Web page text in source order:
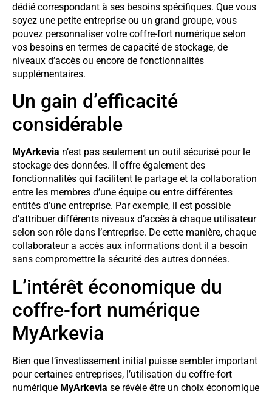
dédié correspondant à ses besoins spécifiques. Que vous
soyez une petite entreprise ou un grand groupe, vous
pouvez personnaliser votre coffre-fort numérique selon
vos besoins en termes de capacité de stockage, de
niveaux d’accès ou encore de fonctionnalités
supplémentaires.
Un gain d’efficacité
considérable
MyArkevia n’est pas seulement un outil sécurisé pour le
stockage des données. Il offre également des
fonctionnalités qui facilitent le partage et la collaboration
entre les membres d’une équipe ou entre différentes
entités d’une entreprise. Par exemple, il est possible
d’attribuer différents niveaux d’accès à chaque utilisateur
selon son rôle dans l’entreprise. De cette manière, chaque
collaborateur a accès aux informations dont il a besoin
sans compromettre la sécurité des autres données.
L’intérêt économique du
coffre-fort numérique
MyArkevia
Bien que l’investissement initial puisse sembler important
pour certaines entreprises, l’utilisation du coffre-fort
numérique MyArkevia se révèle être un choix économique